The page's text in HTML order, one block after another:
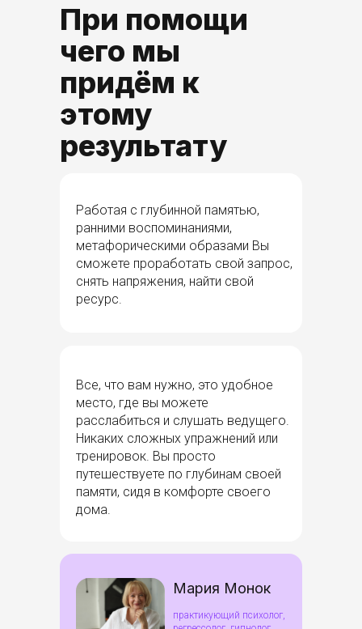
При помощи
чего мы
придём к
этому
результату
Все, что вам нужно, это удобное
место, где вы можете
расслабиться и слушать ведущего.
Никаких сложных упражнений или
тренировок. Вы просто
путешествуете по глубинам своей
памяти, сидя в комфорте своего
дома.
Работая с глубинной памятью,
ранними воспоминаниями,
метафорическими образами Вы
сможете проработать свой запрос,
снять напряжения, найти свой
ресурс.
Мария Монок
практикующий психолог,